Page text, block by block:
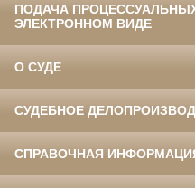
ПОДАЧА
ЭЛЕКТРОННОМ ВИДЕ
О СУДЕ
СУДЕБНОЕ
СПРАВОЧНАЯ